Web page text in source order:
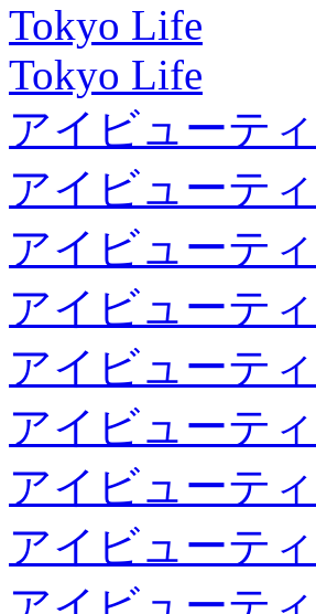
Tokyo Life
Tokyo Life
アイビューテ
アイビューテ
アイビューテ
アイビューテ
アイビューテ
アイビューテ
アイビューテ
アイビューテ